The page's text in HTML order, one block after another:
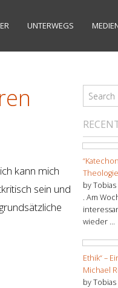
UNTERWEGS
kann mich
sein und
by Tobias
. Am
wieder ...
Ethik“ –
Michael
by Tobias